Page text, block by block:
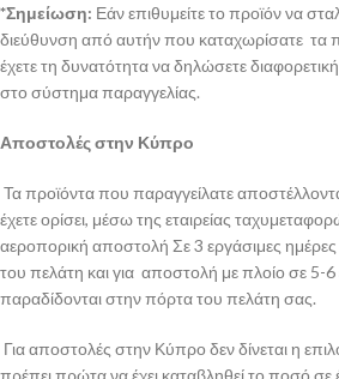
*Σημείωση: Εάν επιθυμείτε το προϊόν να
διεύθυνση από αυτήν που καταχωρίσατε τα
έχετε τη δυνατότητα να δηλώσετε
στο σύστημα παραγγελίας.
Αποστολές στην Κύπρο
Τα προϊόντα που παραγγείλατε
έχετε ορίσει, μέσω της εταιρείας
αεροπορική αποστολή Σε 3 εργάσιμες
του πελάτη και για αποστολή με πλοίο σε 5-6
παραδίδονται στην πόρτα του πελάτη σας.
Για αποστολές στην Κύπρο δεν δίνεται η
πρέπει πρώτα να έχει καταβληθεί το ποσό